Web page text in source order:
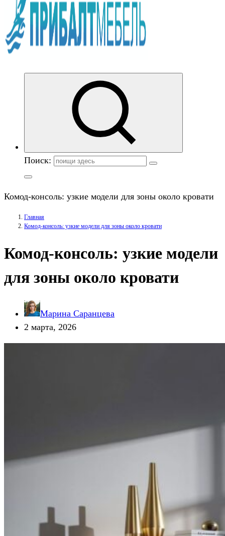
Поиск:
Комод-консоль: узкие модели для зоны около кровати
Главная
Комод-консоль: узкие модели для зоны около кровати
Комод-консоль: узкие модели
для зоны около кровати
Марина Саранцева
2 марта, 2026